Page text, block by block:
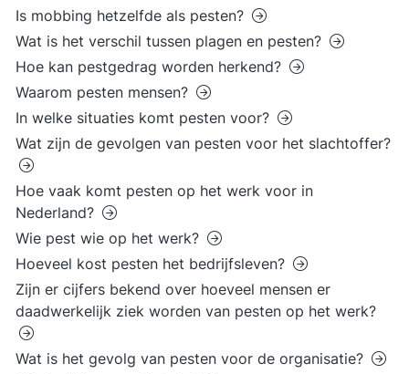
Is mobbing hetzelfde als pesten?
Wat is het verschil tussen plagen en pesten?
Hoe kan pestgedrag worden herkend?
Waarom pesten mensen?
In welke situaties komt pesten voor?
Wat zijn de gevolgen van pesten voor het slachtoffer?
Hoe vaak komt pesten op het werk voor in
Nederland?
Wie pest wie op het werk?
Hoeveel kost pesten het bedrijfsleven?
Zijn er cijfers bekend over hoeveel mensen er
daadwerkelijk ziek worden van pesten op het werk?
Wat is het gevolg van pesten voor de organisatie?